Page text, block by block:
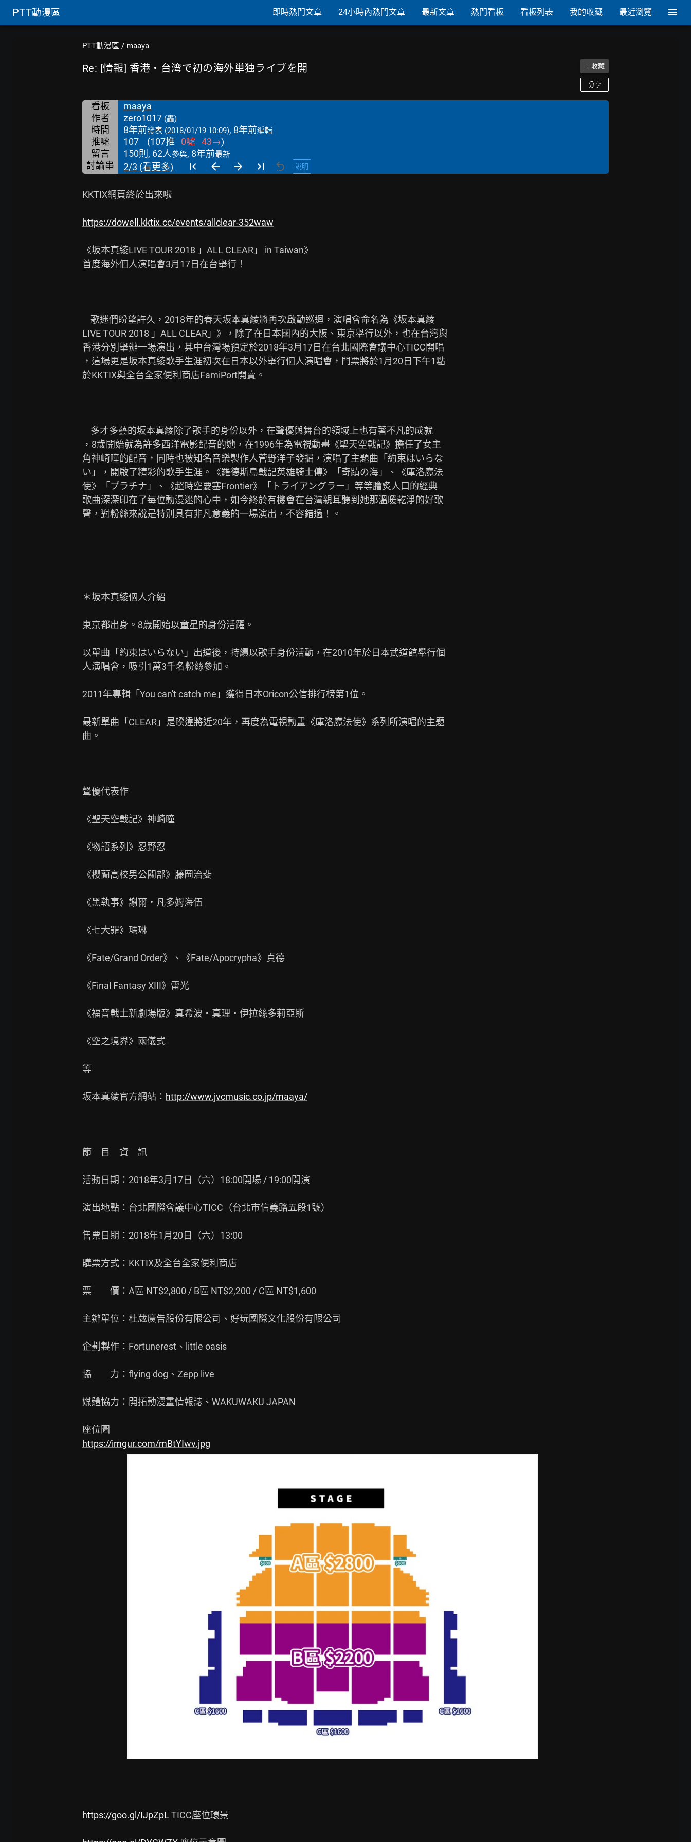
PTT動漫區 即時熱門文章 24小時內熱門文章 最新文章 熱門看板 看板列表 我的收藏 最近瀏覽
PTT動漫區 / maaya
Re: [情報] 香港・台湾で初の海外単独ライブを開 ＋收藏
分享
看板
maaya
作者
zero1017 (轟)
時間 8年前發表 (2018/01/19 10:09), 8年前編輯
推噓 107 (107推 0噓 43→)
留言
150則, 62人參與, 8年前最新
討論串 2/3 (看更多) 說明
KKTIX網頁終於出來啦
https://dowell.kktix.cc/events/allclear-352waw
《坂本真綾LIVE TOUR 2018 」ALL CLEAR」 in Taiwan》
首度海外個人演唱會3月17日在台舉行！
LIVE TOUR 2018 」ALL CLEAR」》，除了在日本國內的大阪、東京舉行以外，也在台灣與
香港分別舉辦一場演出，其中台灣場預定於2018年3月17日在台北國際會議中心TICC開唱
，這場更是坂本真綾歌手生涯初次在日本以外舉行個人演唱會，門票將於1月20日下午1點
於KKTIX與全台全家便利商店FamiPort開賣。
，8歲開始就為許多西洋電影配音的她，在1996年為電視動畫《聖天空戰記》擔任了女主
角神崎瞳的配音，同時也被知名音樂製作人菅野洋子發掘，演唱了主題曲「約束はいらな
い」，開啟了精彩的歌手生涯。《羅德斯島戰記英雄騎士傳》「奇蹟の海」、《庫洛魔法
使》「プラチナ」、《超時空要塞Frontier》「トライアングラー」等等膾炙人口的經典
歌曲深深印在了每位動漫迷的心中，如今終於有機會在台灣親耳聽到她那溫暖乾淨的好歌
聲，對粉絲來說是特別具有非凡意義的一場演出，不容錯過！。
＊坂本真綾個人介紹
東京都出身。8歳開始以童星的身份活躍。
以單曲「約束はいらない」出道後，持續以歌手身份活動，在2010年於日本武道館舉行個
人演唱會，吸引1萬3千名粉絲參加。
2011年專輯「You can't catch me」獲得日本Oricon公信排行榜第1位。
最新單曲「CLEAR」是睽違將近20年，再度為電視動畫《庫洛魔法使》系列所演唱的主題
曲。
聲優代表作
《聖天空戰記》神崎瞳
《物語系列》忍野忍
《櫻蘭高校男公關部》藤岡治斐
《黑執事》謝爾‧凡多姆海伍
《七大罪》瑪琳
《Fate/Grand Order》、《Fate/Apocrypha》貞德
《Final Fantasy XIII》雷光
《福音戰士新劇場版》真希波‧真理‧伊拉絲多莉亞斯
《空之境界》兩儀式
等
坂本真綾官方網站： http://www.jvcmusic.co.jp/maaya/
節　目　資　訊
活動日期：2018年3月17日（六）18:00開場 / 19:00開演
演出地點：台北國際會議中心TICC（台北市信義路五段1號）
售票日期：2018年1月20日（六）13:00
購票方式：KKTIX及全台全家便利商店
票　　價：A區 NT$2,800 / B區 NT$2,200 / C區 NT$1,600
主辦單位：杜葳廣告股份有限公司、好玩國際文化股份有限公司
企劃製作：Fortunerest、little oasis
協　　力：flying dog、Zepp live
媒體協力：開拓動漫畫情報誌、WAKUWAKU JAPAN
https://imgur.com/mBtYIwv.jpg
https://goo.gl/IJpZpL TICC座位環景